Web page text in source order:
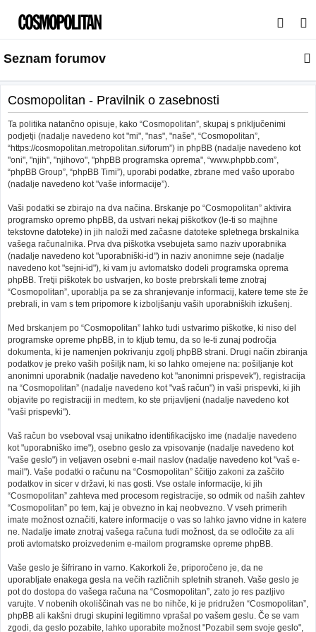
s
a
j
Seznam forumov
Cosmopolitan - Pravilnik o zasebnosti
Ta politika natančno opisuje, kako “Cosmopolitan”, skupaj s priključenimi
podjetji (nadalje navedeno kot "mi", "nas", "naše", “Cosmopolitan”,
“https://cosmopolitan.metropolitan.si/forum”) in phpBB (nadalje navedeno kot
"oni", "njih", "njihovo", "phpBB programska oprema", “www.phpbb.com”,
“phpBB Group”, “phpBB Timi”), uporabi podatke, zbrane med vašo uporabo
(nadalje navedeno kot "vaše informacije”).
Vaši podatki se zbirajo na dva načina. Brskanje po “Cosmopolitan” aktivira
programsko opremo phpBB, da ustvari nekaj piškotkov (le-ti so majhne
tekstovne datoteke) in jih naloži med začasne datoteke spletnega brskalnika
vašega računalnika. Prva dva piškotka vsebujeta samo naziv uporabnika
(nadalje navedeno kot "uporabniški-id") in naziv anonimne seje (nadalje
navedeno kot "sejni-id"), ki vam ju avtomatsko dodeli programska oprema
phpBB. Tretji piškotek bo ustvarjen, ko boste prebrskali teme znotraj
“Cosmopolitan”, uporablja pa se za shranjevanje informacij, katere teme ste že
prebrali, in vam s tem pripomore k izboljšanju vaših uporabniških izkušenj.
Med brskanjem po “Cosmopolitan” lahko tudi ustvarimo piškotke, ki niso del
programske opreme phpBB, in to kljub temu, da so le-ti zunaj področja
dokumenta, ki je namenjen pokrivanju zgolj phpBB strani. Drugi način zbiranja
podatkov je preko vaših pošiljk nam, ki so lahko omejene na: pošiljanje kot
anonimni uporabnik (nadalje navedeno kot "anonimni prispevek"), registracija
na “Cosmopolitan” (nadalje navedeno kot "vaš račun") in vaši prispevki, ki jih
objavite po registraciji in medtem, ko ste prijavljeni (nadalje navedeno kot
"vaši prispevki").
Vaš račun bo vseboval vsaj unikatno identifikacijsko ime (nadalje navedeno
kot "uporabniško ime"), osebno geslo za vpisovanje (nadalje navedeno kot
"vaše geslo") in veljaven osebni e-mail naslov (nadalje navedeno kot "vaš e-
mail"). Vaše podatki o računu na “Cosmopolitan” ščitijo zakoni za zaščito
podatkov in sicer v državi, ki nas gosti. Vse ostale informacije, ki jih
“Cosmopolitan” zahteva med procesom registracije, so odmik od naših zahtev
“Cosmopolitan” po tem, kaj je obvezno in kaj neobvezno. V vseh primerih
imate možnost označiti, katere informacije o vas so lahko javno vidne in katere
ne. Nadalje imate znotraj vašega računa tudi možnost, da se odločite za ali
proti avtomatsko proizvedenim e-mailom programske opreme phpBB.
Vaše geslo je šifrirano in varno. Kakorkoli že, priporočeno je, da ne
uporabljate enakega gesla na večih različnih spletnih straneh. Vaše geslo je
pot do dostopa do vašega računa na “Cosmopolitan”, zato jo res pazljivo
varujte. V nobenih okoliščinah vas ne bo nihče, ki je pridružen “Cosmopolitan”,
phpBB ali kakšni drugi skupini legitimno vprašal po vašem geslu. Če se vam
zgodi, da geslo pozabite, lahko uporabite možnost "Pozabil sem svoje geslo",